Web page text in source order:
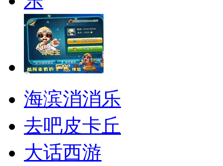
海滨消消乐
去吧皮卡丘
大话西游